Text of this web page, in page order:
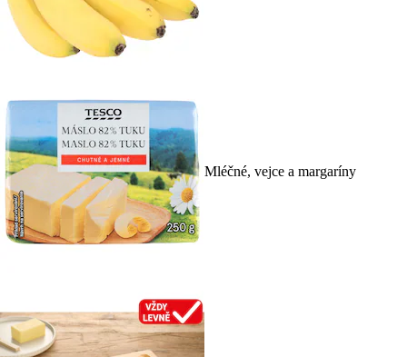
Mléčné, vejce a margaríny